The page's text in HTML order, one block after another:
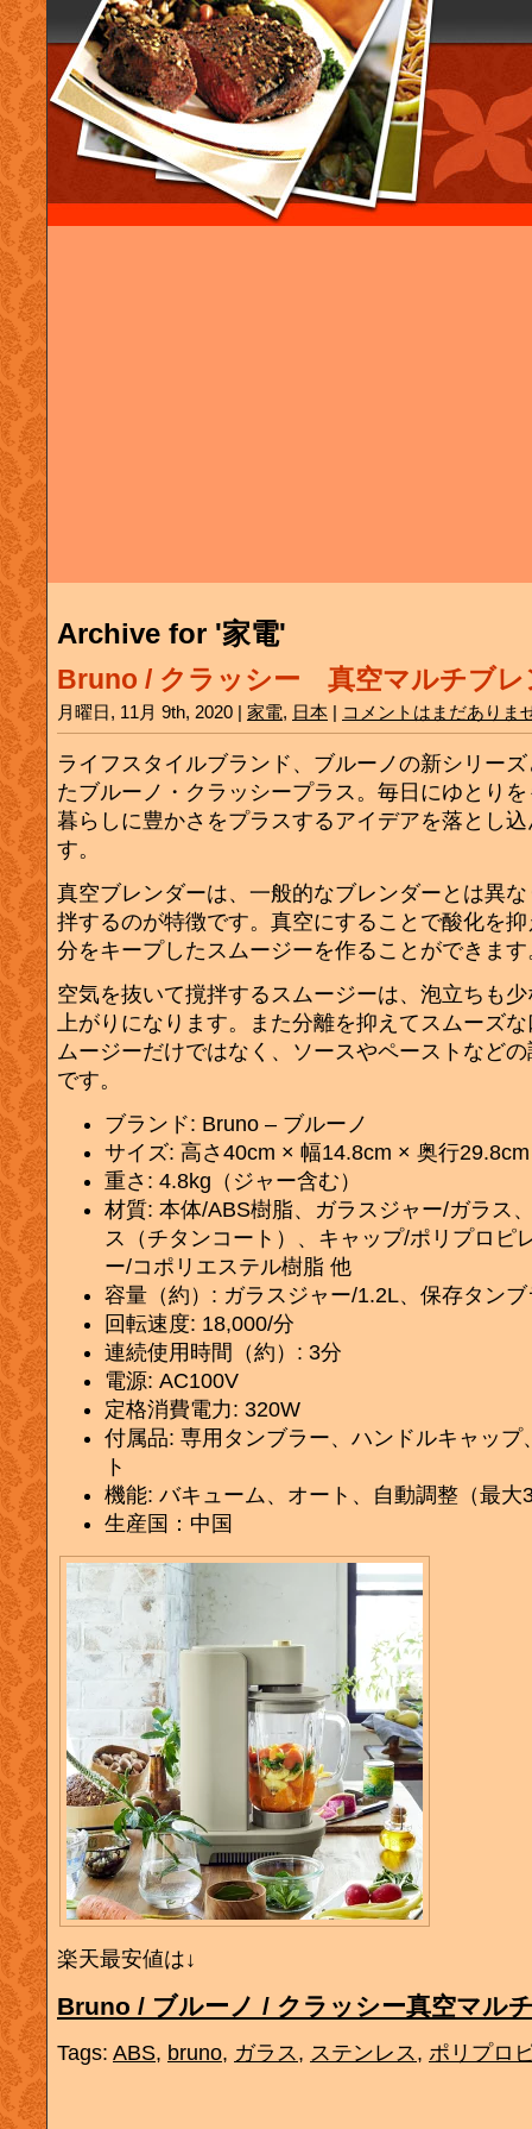
Archive for '家電'
Bruno / クラッシー 真空マルチブレ
月曜日, 11月 9th, 2020 | 家電, 日本 | コメントはまだありま
ライフスタイルブランド、ブルーノの新シリー
たブルーノ・クラッシープラス。毎日にゆとり
暮らしに豊かさをプラスするアイデアを落とし
す。
真空ブレンダーは、一般的なブレンダーとは異
拌するのが特徴です。真空にすることで酸化を
分をキープしたスムージーを作ることができます
空気を抜いて撹拌するスムージーは、泡立ちも
上がりになります。また分離を抑えてスムーズ
ムージーだけではなく、ソースやペーストなど
です。
ブランド: Bruno – ブルーノ
サイズ: 高さ40cm × 幅14.8cm × 奥行29.8cm
重さ: 4.8kg（ジャー含む）
材質: 本体/ABS樹脂、ガラスジャー/ガラス
ス（チタンコート）、キャップ/ポリプロピ
ー/コポリエステル樹脂 他
容量（約）: ガラスジャー/1.2L、保存タン
回転速度: 18,000/分
連続使用時間（約）: 3分
電源: AC100V
定格消費電力: 320W
付属品: 専用タンブラー、ハンドルキャップ
ト
機能: バキューム、オート、自動調整（最大
生産国：中国
楽天最安値は↓
Bruno / ブルーノ / クラッシー真空マル
Tags: ABS, bruno, ガラス , ステンレス , ポリプロ